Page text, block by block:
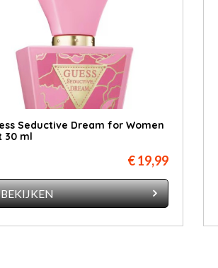
Seductive Dream for Women
30 ml
€ 19,99
BEKIJKEN